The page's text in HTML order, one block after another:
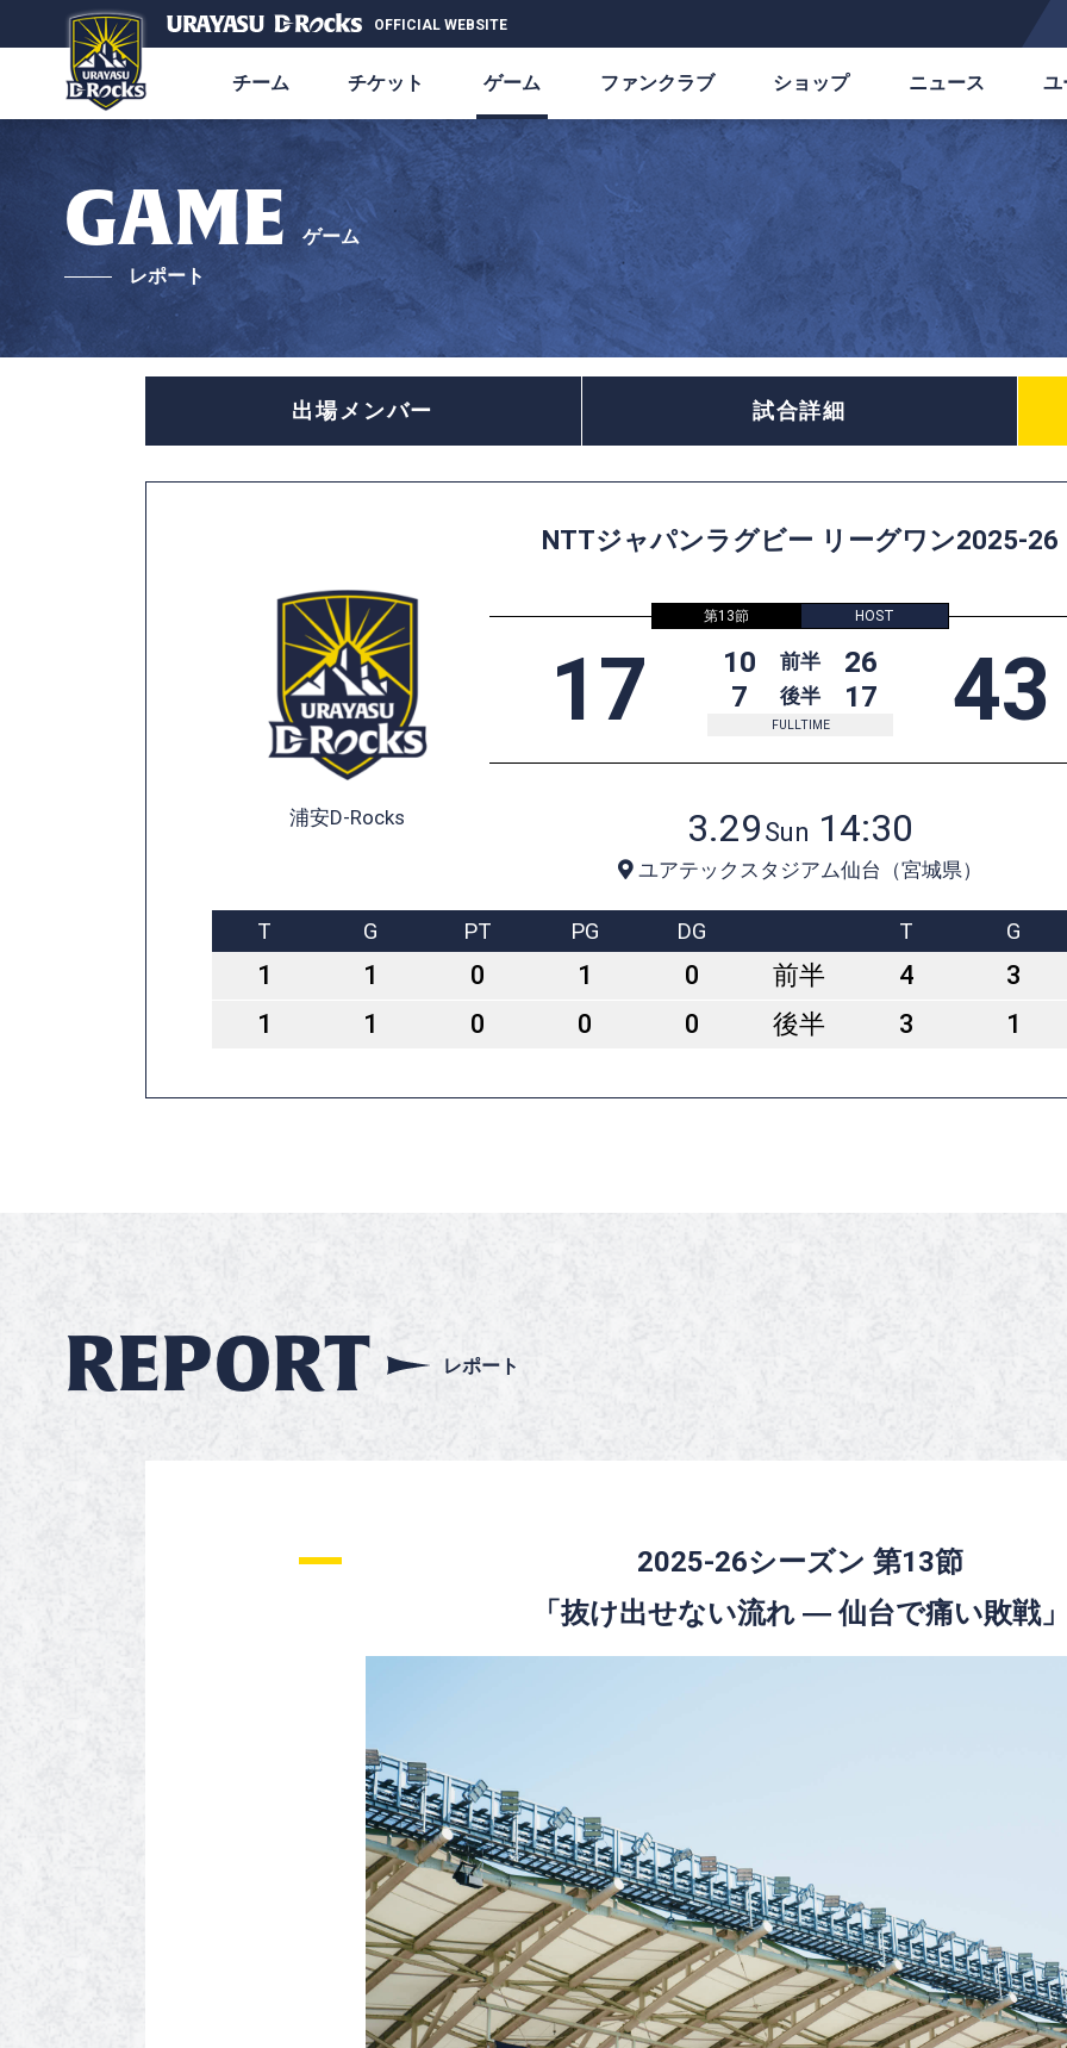
OFFICIAL WEBSITE
チーム チケット ゲーム ファンクラブ ショップ ニュース ユ
GAME ゲーム
レポート
出場メンバー 試合詳細
REPORT レポート
2025-26シーズン 第13節
「抜け出せない流れ ― 仙台で痛い敗戦